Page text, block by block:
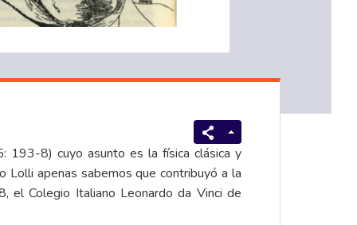
193-8) cuyo asunto es la física clásica y
Lolli apenas sabemos que contribuyó a la
el Colegio Italiano Leonardo da Vinci de